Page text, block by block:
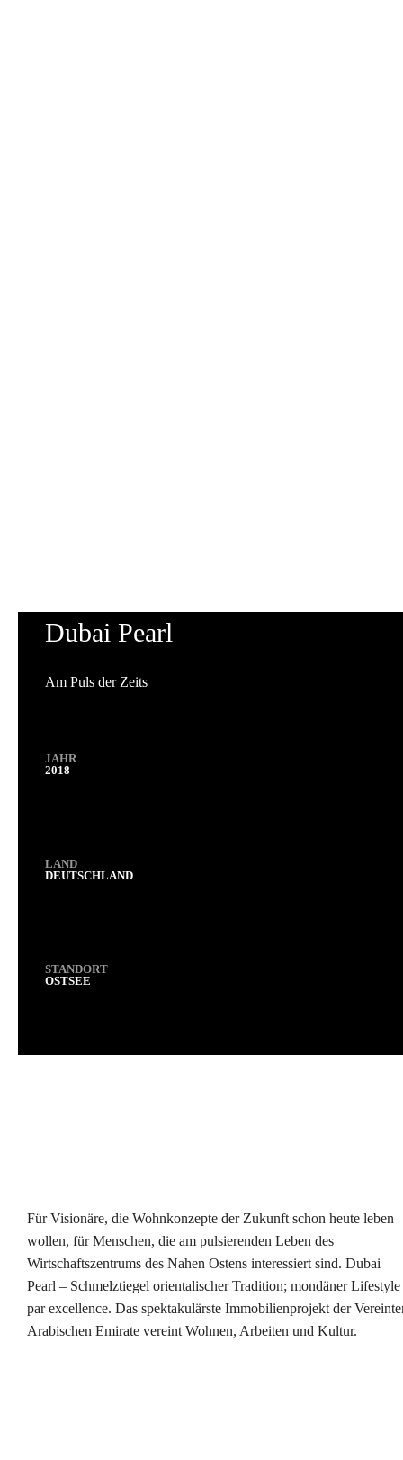
Dubai Pearl
Am Puls der Zeits
JAHR
2018
LAND
DEUTSCHLAND
STANDORT
OSTSEE
Für Visionäre, die Wohnkonzepte der Zukunft schon heute leben
wollen, für Menschen, die am pulsierenden Leben des
Wirtschaftszentrums des Nahen Ostens interessiert sind. Dubai
Pearl – Schmelztiegel orientalischer Tradition; mondäner Lifestyle
par excellence. Das spektakulärste Immobilienprojekt der
Arabischen Emirate vereint Wohnen, Arbeiten und Kultur.